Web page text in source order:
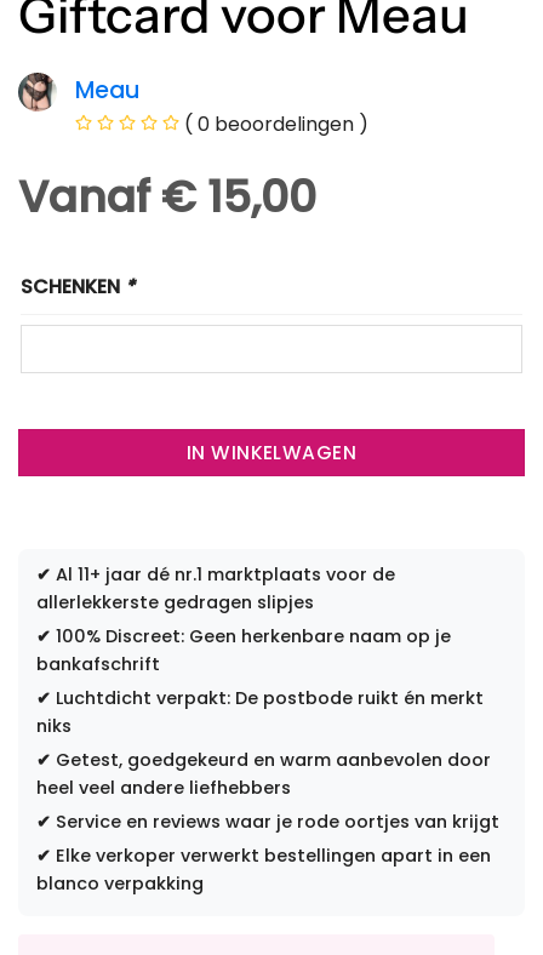
Giftcard voor Meau
Meau
( 0 beoordelingen )
Vanaf € 15,00
SCHENKEN *
IN WINKELWAGEN
✔ Al 11+ jaar dé nr.1 marktplaats voor de
allerlekkerste gedragen slipjes
✔ 100% Discreet: Geen herkenbare naam op je
bankafschrift
✔ Luchtdicht verpakt: De postbode ruikt én merkt
niks
✔ Getest, goedgekeurd en warm aanbevolen door
heel veel andere liefhebbers
✔ Service en reviews waar je rode oortjes van krijgt
✔ Elke verkoper verwerkt bestellingen apart in een
blanco verpakking